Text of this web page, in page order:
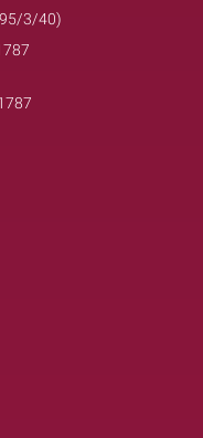
3/40)